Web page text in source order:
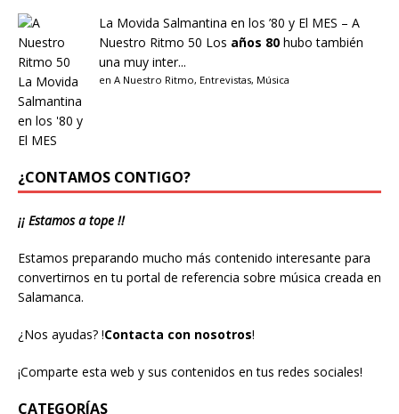
La Movida Salmantina en los ’80 y El MES – A
Nuestro Ritmo 50 Los años 80 hubo también
una muy inter...
en A Nuestro Ritmo, Entrevistas, Música
¿CONTAMOS CONTIGO?
¡¡ Estamos a tope !!
Estamos preparando mucho más contenido interesante para
convertirnos en tu portal de referencia sobre música creada en
Salamanca.
¿Nos ayudas? !Contacta con nosotros!
¡Comparte esta web y sus contenidos en tus redes sociales!
CATEGORÍAS